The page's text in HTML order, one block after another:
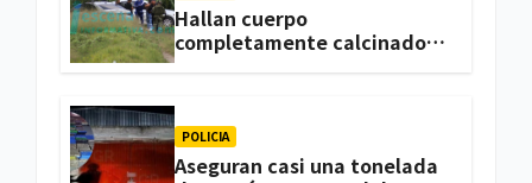
Hallan cuerpo
completamente calcinado
POLICIA
Aseguran casi una tonelada